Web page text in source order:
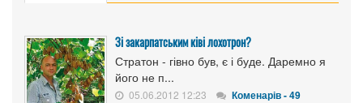
Зі закарпатським ківі лохотрон?
Стратон - гівно був, є і буде. Даремно я
його не п...
05.06.2012 12:23 Коменарів - 49